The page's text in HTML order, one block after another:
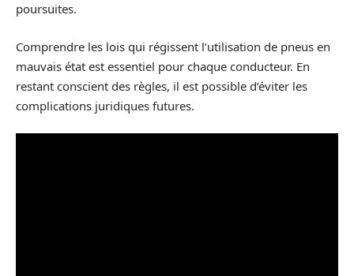
poursuites.
Comprendre les lois qui régissent l’utilisation de pneus en
mauvais état est essentiel pour chaque conducteur. En
restant conscient des règles, il est possible d’éviter les
complications juridiques futures.